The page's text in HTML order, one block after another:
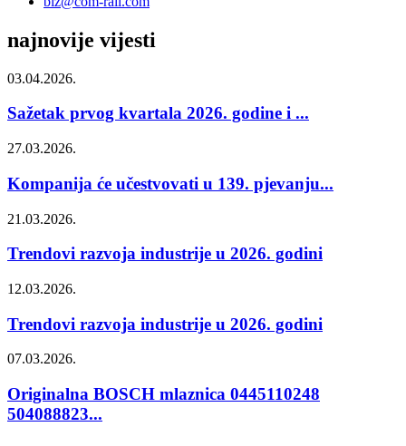
najnovije vijesti
03.04.2026.
Sažetak prvog kvartala 2026. godine i ...
27.03.2026.
Kompanija će učestvovati u 139. pjevanju...
21.03.2026.
Trendovi razvoja industrije u 2026. godini
12.03.2026.
Trendovi razvoja industrije u 2026. godini
07.03.2026.
Originalna BOSCH mlaznica 0445110248
504088823...